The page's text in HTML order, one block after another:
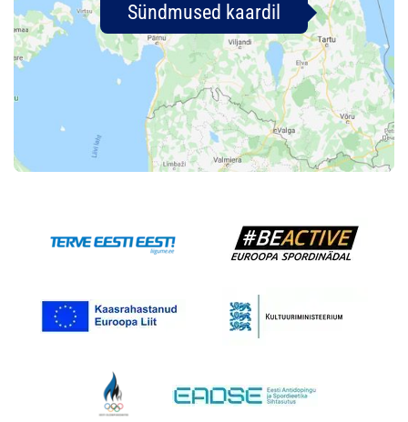
Sündmused kaardil